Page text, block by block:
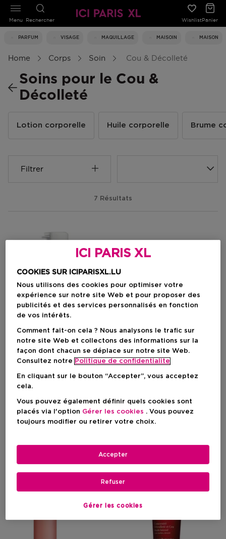
Rechercher WishlistPanier
PARFUM VISAGE MAQUILLAGE MAISOIN MAISON
Menu
Home Corps Soin Cou & Décolleté
Soins pour le Cou &
Décolleté
Lotion corporelle Huile corporelle Brume
Filtrer
7 Résultats
Phytobuste + Décolleté
Lissant Intensif
Prix du produit
258,50 €
Hydratante - Anti-Âge
Prix du produit
84,90 €
ICI PARIS XL
COOKIES SUR ICIPARISXL.LU
Nous utilisons des cookies pour optimiser votre
expérience sur notre site Web et pour proposer des
publicités et des services personnalisés en fonction
de vos intérêts.
Comment fait-on cela ? Nous analysons le trafic sur
notre site Web et collectons des informations sur la
façon dont chacun se déplace sur notre site Web.
Consultez notre Politique de confidentialite
En cliquant sur le bouton “Accepter”, vous acceptez
cela.
Vous pouvez également définir quels cookies sont
placés via l'option Gérer les cookies . Vous pouvez
toujours modifier ou retirer votre choix.
Gérer les cookies
Refuser
Accepter